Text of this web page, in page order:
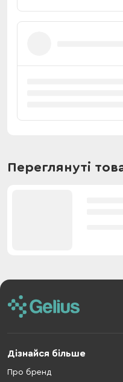
Переглянуті
Дізнайся більше
Про бренд